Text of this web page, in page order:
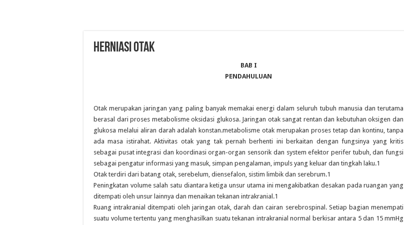
HERNIASI OTAK
BAB I
PENDAHULUAN
Otak merupakan jaringan yang paling banyak memakai energi dalam seluruh tubuh manusia dan terutama
berasal dari proses metabolisme oksidasi glukosa. Jaringan otak sangat rentan dan kebutuhan oksigen dan
glukosa melalui aliran darah adalah konstan.metabolisme otak merupakan proses tetap dan kontinu, tanpa
ada masa istirahat. Aktivitas otak yang tak pernah berhenti ini berkaitan dengan fungsinya yang kritis
sebagai pusat integrasi dan koordinasi organ-organ sensorik dan system efektor perifer tubuh, dan fungsi
sebagai pengatur informasi yang masuk, simpan pengalaman, impuls yang keluar dan tingkah laku.1
Otak terdiri dari batang otak, serebelum, diensefalon, sistim limbik dan serebrum.1
Peningkatan volume salah satu diantara ketiga unsur utama ini mengakibatkan desakan pada ruangan yang
ditempati oleh unsur lainnya dan menaikan tekanan intrakranial.1
Ruang intrakranial ditempati oleh jaringan otak, darah dan cairan serebrospinal. Setiap bagian menempati
suatu volume tertentu yang menghasilkan suatu tekanan intrakranial normal berkisar antara 5 dan 15 mmHg